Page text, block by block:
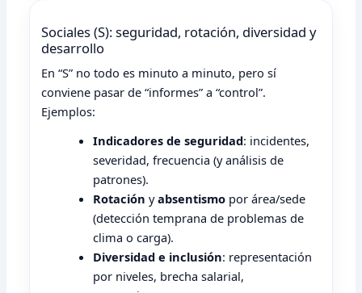
Sociales (S): seguridad, rotación, diversidad y
desarrollo
En “S” no todo es minuto a minuto, pero sí
conviene pasar de “informes” a “control”.
Ejemplos:
Indicadores de seguridad: incidentes,
severidad, frecuencia (y análisis de
patrones).
Rotación yabsentismo por área/sede
(detección temprana de problemas de
clima o carga).
Diversidad e inclusión: representación
por niveles, brecha salarial,